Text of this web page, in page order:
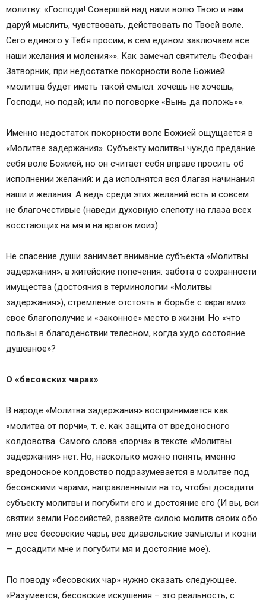
молитву: «Господи! Совершай над нами волю Твою и нам
даруй мыслить, чувствовать, действовать по Твоей воле.
Сего единого у Тебя просим, в сем едином заключаем все
наши желания и моления»». Как замечал святитель Феофан
Затворник, при недостатке покорности воле Божией
«молитва будет иметь такой смысл: хочешь не хочешь,
Господи, но подай; или по поговорке «Вынь да положь»».
Именно недостаток покорности воле Божией ощущается в
«Молитве задержания». Субъекту молитвы чуждо предание
себя воле Божией, но он считает себя вправе просить об
исполнении желаний: и да исполнятся вся благая начинания
наши и желания. А ведь среди этих желаний есть и совсем
не благочестивые (наведи духовную слепоту на глаза всех
восстающих на мя и на врагов моих).
Не спасение души занимает внимание субъекта «Молитвы
задержания», а житейские попечения: забота о сохранности
имущества (достояния в терминологии «Молитвы
задержания»), стремление отстоять в борьбе с «врагами»
свое благополучие и «законное» место в жизни. Но «что
пользы в благоденствии телесном, когда худо состояние
душевное»?
О «бесовских чарах»
В народе «Молитва задержания» воспринимается как
«молитва от порчи», т. е. как защита от вредоносного
колдовства. Самого слова «порча» в тексте «Молитвы
задержания» нет. Но, насколько можно понять, именно
вредоносное колдовство подразумевается в молитве под
бесовскими чарами, направленными на то, чтобы досадити
субъекту молитвы и погубити его и достояние его (И вы, вси
святии земли Российстей, развейте силою молитв своих обо
мне все бесовские чары, все диавольские замыслы и козни
— досадити мне и погубити мя и достояние мое).
По поводу «бесовских чар» нужно сказать следующее.
«Разумеется, бесовские искушения – это реальность, с